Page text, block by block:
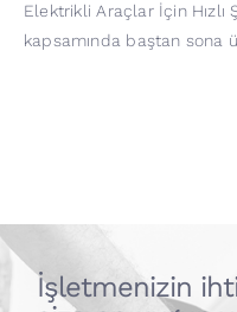
Elektrikli Araçlar İçin Hızlı
kapsamında baştan sona
İşletmenizin